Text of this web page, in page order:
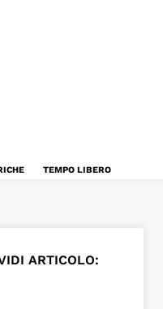
TEMPO LIBERO
ARTICOLO: